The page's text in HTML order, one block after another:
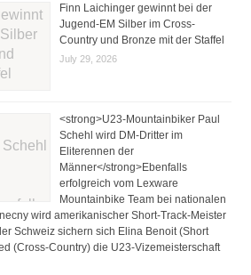
Finn Laichinger gewinnt bei der
Jugend-EM Silber im Cross-
Country und Bronze mit der Staffel
July 29, 2026
<strong>U23-Mountainbiker Paul
Schehl wird DM-Dritter im
Eliterennen der
Männer</strong>Ebenfalls
erfolgreich vom Lexware
Mountainbike Team bei nationalen
wird amerikanischer Short-Track-Meister
Schweiz sichern sich Elina Benoit (Short
(Cross-Country) die U23-Vizemeisterschaft